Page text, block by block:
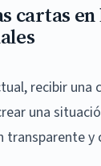
cartas en
recibir una
una
transparente y